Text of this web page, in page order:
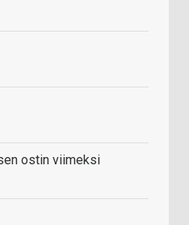
ostin viimeksi